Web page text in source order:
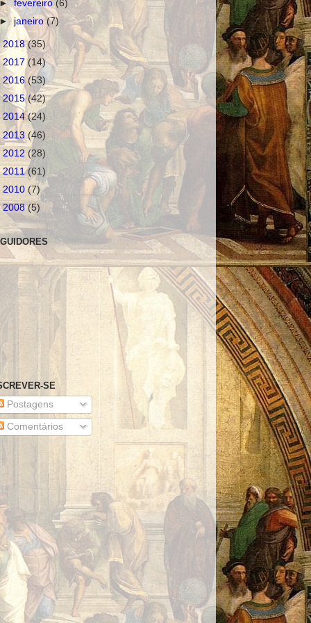
fevereiro (6)
janeiro(7)
2018(35)
2017(14)
2016(53)
2015(42)
2014(24)
2013(46)
2012 (28)
2011(61)
2010 (7)
2008(5)
SE
Postagens
Comentários